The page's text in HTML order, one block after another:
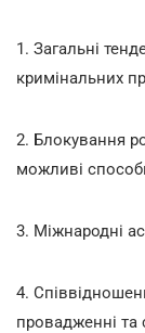
1. Загальні
кримінальних
2. Блокування
можливі
3. Міжнародні
4.
провадженні та